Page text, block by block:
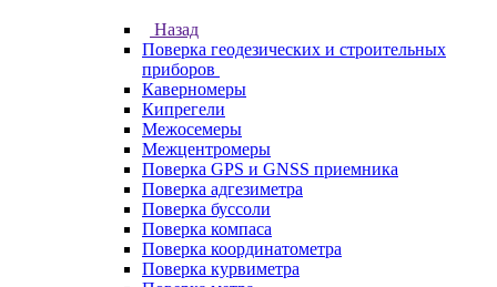
Назад
Поверка геодезических и строительных
приборов
Каверномеры
Кипрегели
Межосемеры
Межцентромеры
Поверка GPS и GNSS приемника
Поверка адгезиметра
Поверка буссоли
Поверка компаса
Поверка координатометра
Поверка курвиметра